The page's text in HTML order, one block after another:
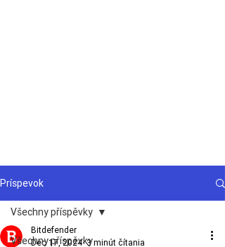
Príspevok
Všechny příspěvky
Všechny příspěvky
Bitdefender
Dec 17, 2024 3 minút čítania